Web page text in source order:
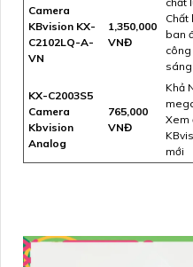
Camera
KBvision KX-
C2102LQ-A-
VN
1,350,000
VNĐ
Chất
ban
KX-C2003S5
Camera
Kbvision
Analog
765,000
VNĐ
Khả
Xem
mới